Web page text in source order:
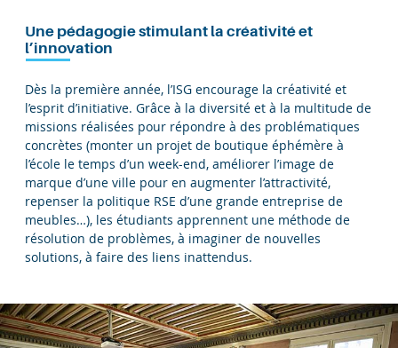
Une pédagogie stimulant la créativité et
l’innovation
Dès la première année, l’ISG encourage la créativité et
l’esprit d’initiative. Grâce à la diversité et à la multitude de
missions réalisées pour répondre à des problématiques
concrètes (monter un projet de boutique éphémère à
l’école le temps d’un week-end, améliorer l’image de
marque d’une ville pour en augmenter l’attractivité,
repenser la politique RSE d’une grande entreprise de
meubles…), les étudiants apprennent une méthode de
résolution de problèmes, à imaginer de nouvelles
solutions, à faire des liens inattendus.